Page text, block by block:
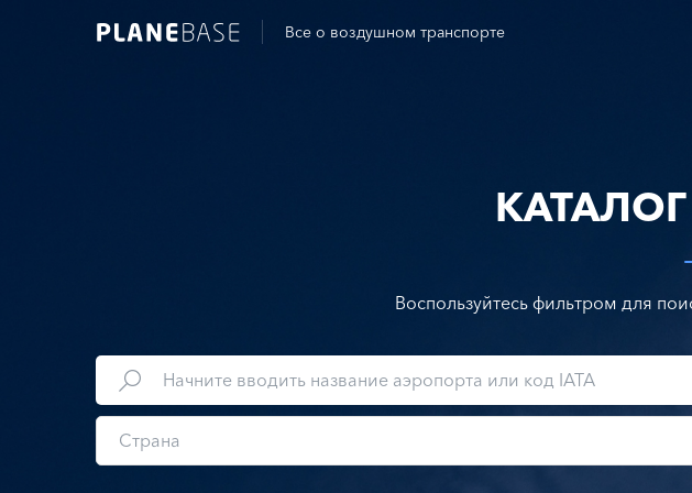
Все о воздушном транспорте
Воспользуйтесь фильтром для